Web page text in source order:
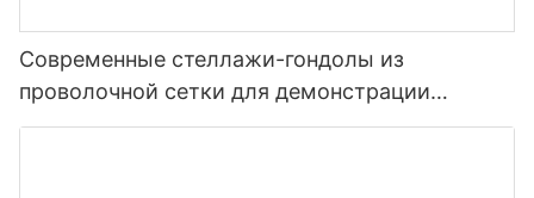
Современные стеллажи-гондолы из
проволочной сетки для демонстрации
товаров в супермаркетах.